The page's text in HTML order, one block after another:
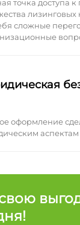
точка доступа
сложные
оформление
аспектам